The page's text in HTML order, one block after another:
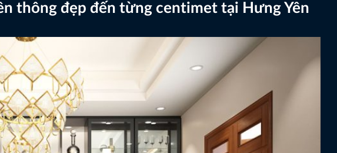
thông đẹp đến từng centimet tại Hưng Yên